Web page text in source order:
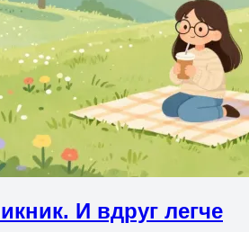
И вдруг легче